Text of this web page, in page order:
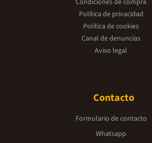
Política de privacidad
Política de cookies
Canal de denuncias
Aviso legal
Contacto
Formulario de contacto
Whatsapp